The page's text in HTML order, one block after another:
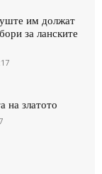
им должат
за ланските
на златото